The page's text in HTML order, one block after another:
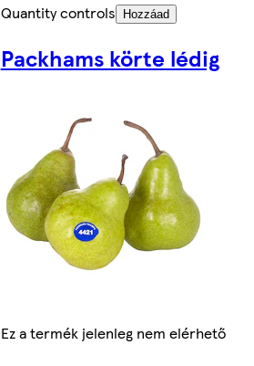
Quantity controls
Hozzáad
Packhams körte lédig
Ez a termék jelenleg nem elérhető